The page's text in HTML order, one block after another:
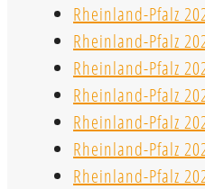
Rheinland-Pfalz
Rheinland-Pfalz
Rheinland-Pfalz
Rheinland-Pfalz
Rheinland-Pfalz
Rheinland-Pfalz
Rheinland-Pfalz